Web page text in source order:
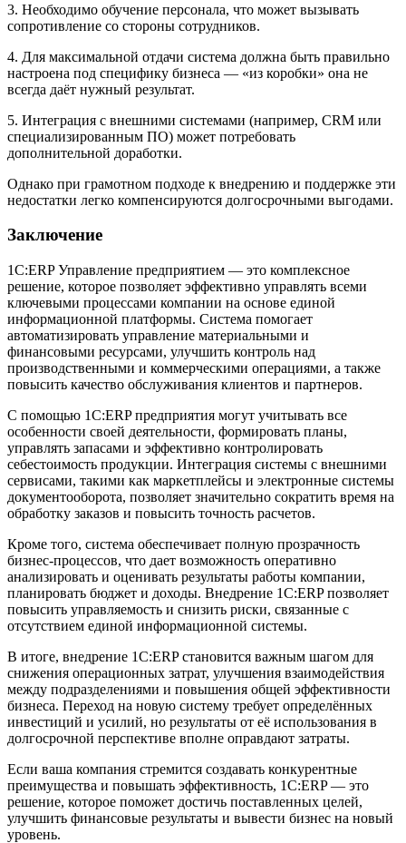
3. Необходимо обучение персонала, что может вызывать
сопротивление со стороны сотрудников.
4. Для максимальной отдачи система должна быть правильно
настроена под специфику бизнеса — «из коробки» она не
всегда даёт нужный результат.
5. Интеграция с внешними системами (например, CRM или
специализированным ПО) может потребовать
дополнительной доработки.
Однако при грамотном подходе к внедрению и поддержке эти
недостатки легко компенсируются долгосрочными выгодами.
Заключение
1С:ERP Управление предприятием — это комплексное
решение, которое позволяет эффективно управлять всеми
ключевыми процессами компании на основе единой
информационной платформы. Система помогает
автоматизировать управление материальными и
финансовыми ресурсами, улучшить контроль над
производственными и коммерческими операциями, а также
повысить качество обслуживания клиентов и партнеров.
С помощью 1С:ERP предприятия могут учитывать все
особенности своей деятельности, формировать планы,
управлять запасами и эффективно контролировать
себестоимость продукции. Интеграция системы с внешними
сервисами, такими как маркетплейсы и электронные системы
документооборота, позволяет значительно сократить время на
обработку заказов и повысить точность расчетов.
Кроме того, система обеспечивает полную прозрачность
бизнес-процессов, что дает возможность оперативно
анализировать и оценивать результаты работы компании,
планировать бюджет и доходы. Внедрение 1С:ERP позволяет
повысить управляемость и снизить риски, связанные с
отсутствием единой информационной системы.
В итоге, внедрение 1С:ERP становится важным шагом для
снижения операционных затрат, улучшения взаимодействия
между подразделениями и повышения общей эффективности
бизнеса. Переход на новую систему требует определённых
инвестиций и усилий, но результаты от её использования в
долгосрочной перспективе вполне оправдают затраты.
Если ваша компания стремится создавать конкурентные
преимущества и повышать эффективность, 1С:ERP — это
решение, которое поможет достичь поставленных целей,
улучшить финансовые результаты и вывести бизнес на новый
уровень.